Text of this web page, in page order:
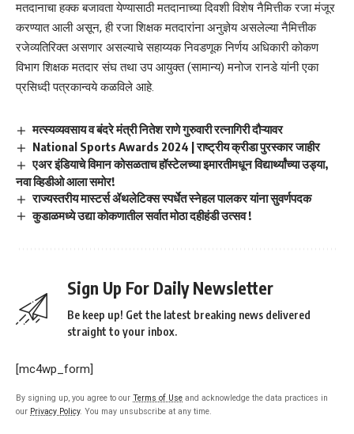
मतदानाचा हक्क बजावता येण्यासाठी मतदानाच्या दिवशी विशेष नैमित्तीक रजा मंजूर
करण्यात आली असून, ही रजा शिक्षक मतदारांना अनुज्ञेय असलेल्या नैमित्तीक
रजेव्यतिरिक्त असणार असल्याचे सहाय्यक निवडणूक निर्णय अधिकारी कोकण
विभाग शिक्षक मतदार संघ तथा उप आयुक्त (सामान्य) मनोज रानडे यांनी एका
प्रसिध्दी पत्रकान्वये कळविले आहे.
मत्स्यव्यवसाय व बंदरे मंत्री नितेश राणे गुरुवारी रत्नागिरी दौऱ्यावर
National Sports Awards 2024 | राष्ट्रीय क्रीडा पुरस्कार जाहीर
एअर इंडियाचे विमान कोसळताच हॉस्टेलच्या इमारतीमधून विद्यार्थ्यांच्या उड्या,
नवा व्हिडीओ आला समोर!
राज्यस्तरीय मास्टर्स ॲथलेटिक्स स्पर्धेत स्नेहल पालकर यांना सुवर्णपदक
कुडाळमध्ये उद्या कोकणातील सर्वात मोठा दहीहंडी उत्सव !
Sign Up For Daily Newsletter
Be keep up! Get the latest breaking news delivered
straight to your inbox.
[mc4wp_form]
By signing up, you agree to our Terms of Use and acknowledge the data practices in
our Privacy Policy. You may unsubscribe at any time.